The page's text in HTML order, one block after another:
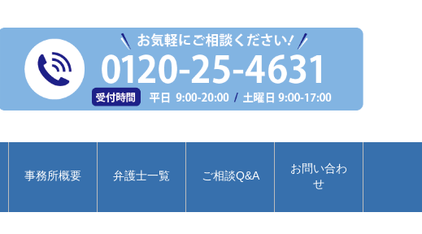
事務所概要 弁護士一覧 ご相談Q&A
お問い合わ
せ